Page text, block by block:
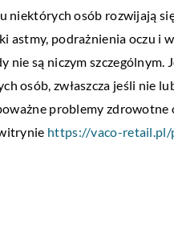
niektórych osób rozwijają
astmy, podrażnienia oczu i
nie są niczym szczególnym.
osób, zwłaszcza jeśli nie
problemy zdrowotne
https://vaco-retail.pl/
nie